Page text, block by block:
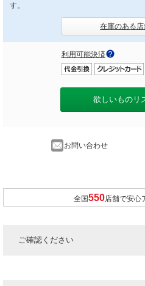
す。
在庫のある
利用可能決済
欲しいものリ
お問い合わせ
全国 店舗で安心
ご確認ください